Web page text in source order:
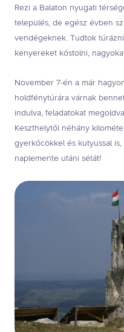
Rezi a Balaton nyugati
település, de egész évben
vendégeknek. Tudtok
kenyereket kóstolni,
November 7-én a már
holdfénytúrára várnak
indulva, feladatokat
Keszthelytől néhány
gyerkőcökkel és kutyussal
naplemente utáni sétát!